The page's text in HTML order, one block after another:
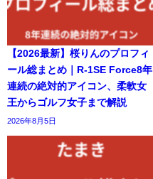
【2026最新】桜りんのプロフィ
ール総まとめ｜R-1SE Force8年
連続の絶対的アイコン、柔軟女
王からゴルフ女子まで解説
2026年8月5日